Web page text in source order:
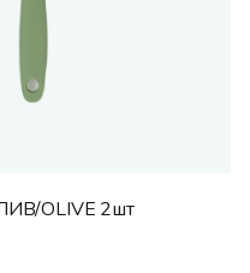
OLIVE 2шт